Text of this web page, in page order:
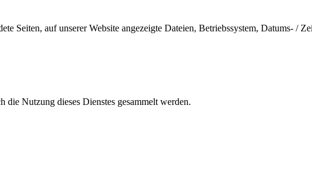
Seiten, auf unserer Website angezeigte Dateien, Betriebssystem, Datums- /
Nutzung dieses Dienstes gesammelt werden.